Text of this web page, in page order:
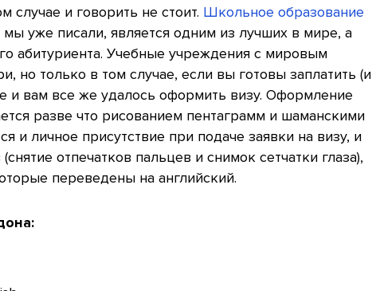
случае и говорить не стоит. Школьное образование
мы уже писали, является одним из лучших в мире, а
абитуриента. Учебные учреждения с мировым
но только в том случае, если вы готовы заплатить (и
и вам все же удалось оформить визу. Оформление
разве что рисованием пентаграмм и шаманскими
и личное присутствие при подаче заявки на визу, и
отпечатков пальцев и снимок сетчатки глаза),
переведены на английский.